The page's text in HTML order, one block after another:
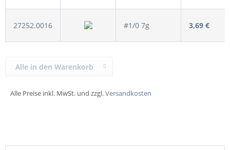
27252.0016 #1/0 7g 3,69 €
Alle Preise inkl. MwSt. und zzgl.Versandkosten
Alle in den Warenkorb